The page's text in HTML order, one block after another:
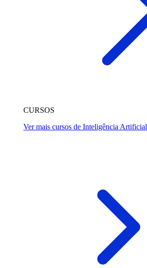
CURSOS
Ver mais cursos de Inteligência Artificial